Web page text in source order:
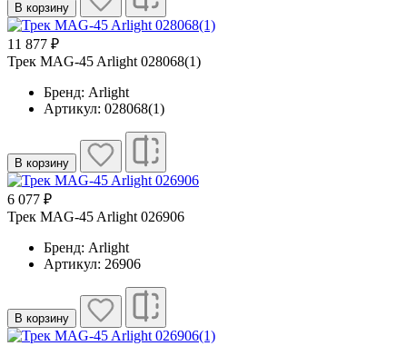
В корзину
11 877 ₽
Трек MAG-45 Arlight 028068(1)
Бренд: Arlight
Артикул: 028068(1)
В корзину
6 077 ₽
Трек MAG-45 Arlight 026906
Бренд: Arlight
Артикул: 26906
В корзину